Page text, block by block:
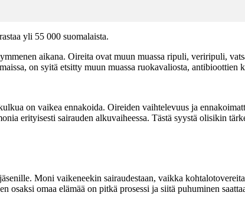
yli 55 000 suomalaista.
aikana. Oireita ovat muun muassa ripuli, veriripuli,
on syitä etsitty muun muassa ruokavaliosta, antibioottien
on vaikea ennakoida. Oireiden vaihtelevuus ja
erityisesti sairauden alkuvaiheessa. Tästä syystä olisikin
Moni vaikeneekin sairaudestaan, vaikka
omaa elämää on pitkä prosessi ja siitä puhuminen